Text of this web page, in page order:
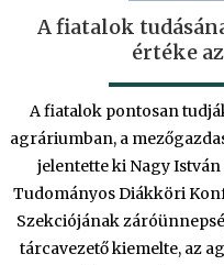
A fiatalok
értéke
A fiatalok pontosan
agráriumban, a
jelentette ki Nagy
Tudományos Diákköri
Szekciójának
tárcavezető kiemelte, az